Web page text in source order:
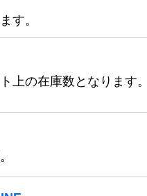
す。
上の在庫数となります